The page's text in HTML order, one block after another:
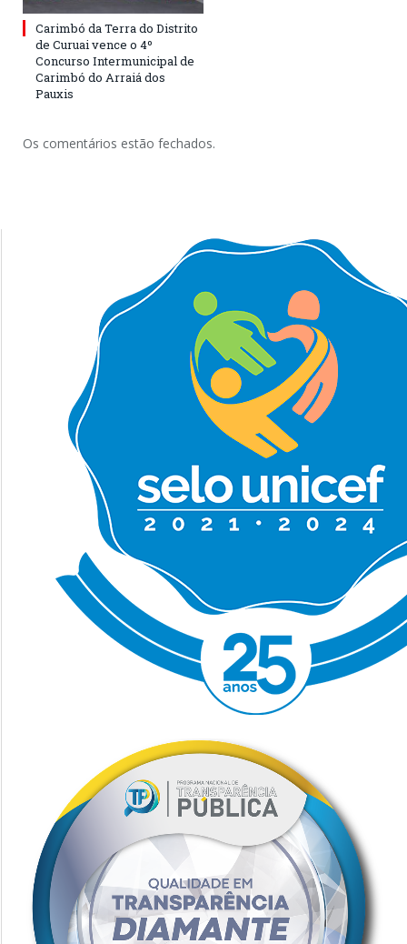
Carimbó da Terra do Distrito
de Curuai vence o 4º
Concurso Intermunicipal de
Carimbó do Arraiá dos
Pauxis
Os comentários estão fechados.